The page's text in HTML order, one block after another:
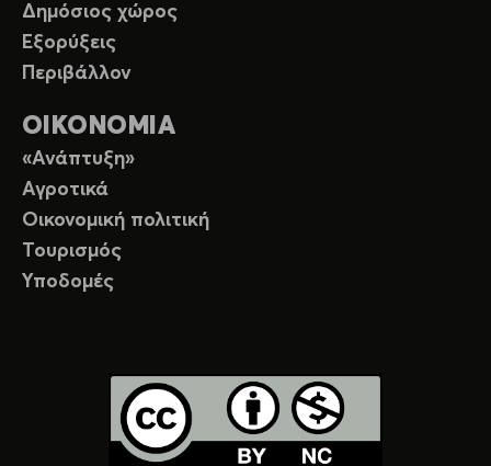
Δημόσιος χώρος
Εξορύξεις
Περιβάλλον
ΟΙΚΟΝΟΜΙΑ
«Ανάπτυξη»
Αγροτικά
Οικονομική πολιτική
Τουρισμός
Υποδομές